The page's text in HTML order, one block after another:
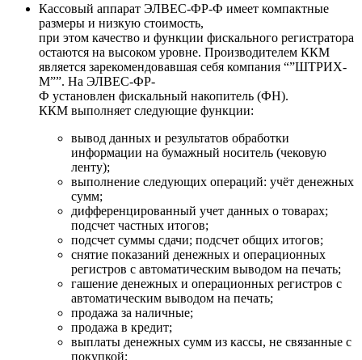
Кассовый аппарат ЭЛВЕС-ФР-Ф имеет компактные
размеры и низкую стоимость,
при этом качество и функции фискального регистратора
остаются на высоком уровне. Производителем ККМ
является зарекомендовавшая себя компания “”ШТРИХ-
М””. На ЭЛВЕС-ФР-
Ф установлен фискальный накопитель (ФН).
ККМ выполняет следующие функции:
вывод данных и результатов обработки
информации на бумажный носитель (чековую
ленту);
выполнение следующих операций: учёт денежных
сумм;
дифференцированный учет данных о товарах;
подсчет частных итогов;
подсчет суммы сдачи; подсчет общих итогов;
снятие показаний денежных и операционных
регистров с автоматическим выводом на печать;
гашение денежных и операционных регистров с
автоматическим выводом на печать;
продажа за наличные;
продажа в кредит;
выплаты денежных сумм из кассы, не связанные с
покупкой;